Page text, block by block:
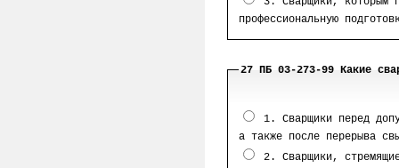
профессиональную
27 ПБ 03-273-99 Какие
1. Сварщики перед
а также после перерыва
2. Сварщики,